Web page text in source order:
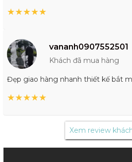
★★★★★
vananh0907552501
Khách đã mua hàng
Đẹp giao hàng nhanh thiết kế bắt
★★★★★
Xem review